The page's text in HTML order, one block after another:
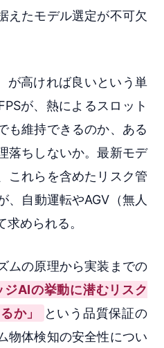
えたモデル選定が不可欠
が高ければ良いという単
が、熱によるスロット
も維持できるのか、ある
落ちしないか。最新モデ
これらを含めたリスク管
、自動運転やAGV（無人
められる。
ムの原理から実装までの
ジAIの挙動に潜むリスク
か」
という品質保証の
物体検知の安全性につい